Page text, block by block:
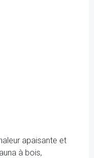
apaisante et
à bois,